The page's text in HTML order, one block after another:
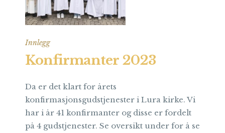
Innlegg
Konfirmanter 2023
Da er det klart for årets
konfirmasjonsgudstjenester i Lura kirke. Vi
har i år 41 konfirmanter og disse er fordelt
på 4 gudstjenester. Se oversikt under for å se